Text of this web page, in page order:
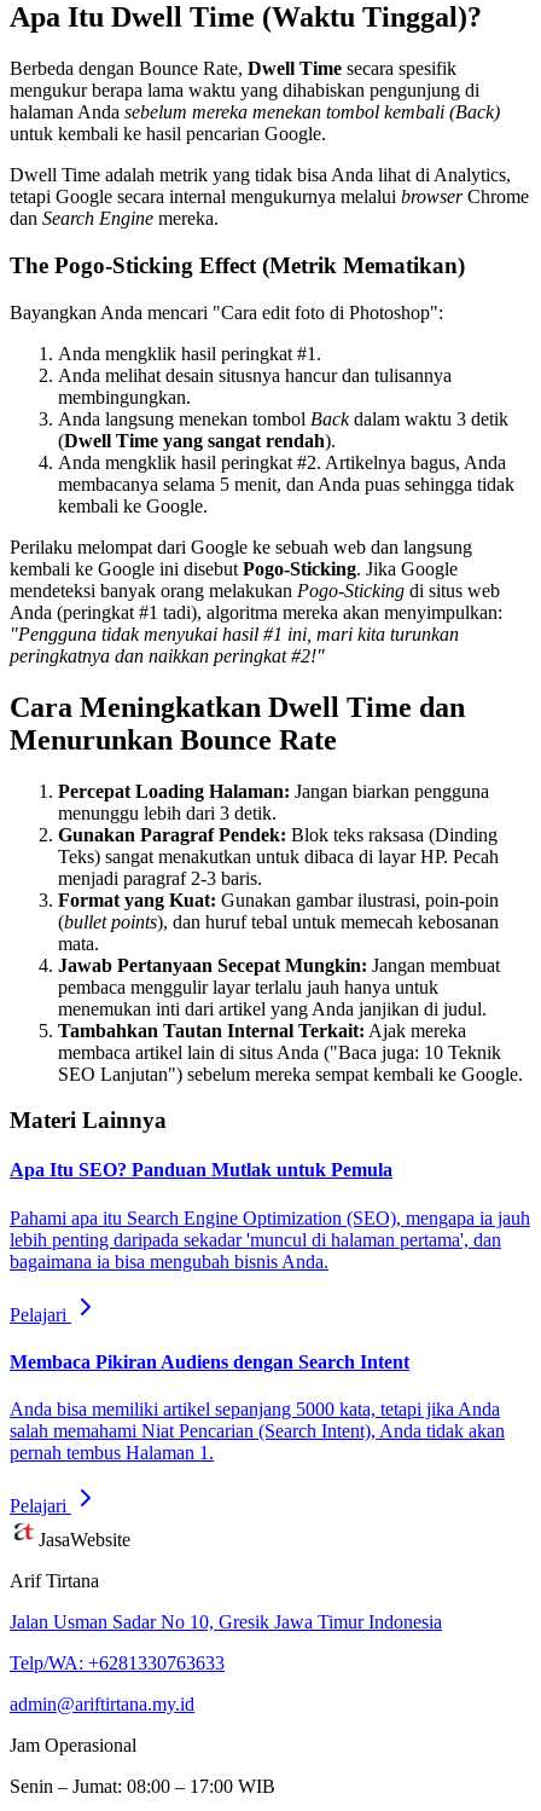
Apa Itu Dwell Time (Waktu Tinggal)?
Berbeda dengan Bounce Rate, Dwell Time secara spesifik
mengukur berapa lama waktu yang dihabiskan pengunjung di
halaman Anda sebelum mereka menekan tombol kembali (Back)
untuk kembali ke hasil pencarian Google.
Dwell Time adalah metrik yang tidak bisa Anda lihat di Analytics,
tetapi Google secara internal mengukurnya melalui browserChrome
dan Search Engine mereka.
The Pogo-Sticking Effect (Metrik Mematikan)
Bayangkan Anda mencari "Cara edit foto di Photoshop":
Anda mengklik hasil peringkat #1.
Anda melihat desain situsnya hancur dan tulisannya
membingungkan.
Anda langsung menekan tombol Backdalam waktu 3 detik
(Dwell Time yang sangat rendah).
Anda mengklik hasil peringkat #2. Artikelnya bagus, Anda
membacanya selama 5 menit, dan Anda puas sehingga tidak
kembali ke Google.
Perilaku melompat dari Google ke sebuah web dan langsung
kembali ke Google ini disebut Pogo-Sticking. Jika Google
mendeteksi banyak orang melakukan Pogo-Sticking di situs web
Anda (peringkat #1 tadi), algoritma mereka akan menyimpulkan:
"Pengguna tidak menyukai hasil #1 ini, mari kita turunkan
peringkatnya dan naikkan peringkat #2!"
Cara Meningkatkan Dwell Time dan
Menurunkan Bounce Rate
Percepat Loading Halaman: Jangan biarkan pengguna
menunggu lebih dari 3 detik.
Gunakan Paragraf Pendek: Blok teks raksasa (Dinding
Teks) sangat menakutkan untuk dibaca di layar HP. Pecah
menjadi paragraf 2-3 baris.
Format yang Kuat: Gunakan gambar ilustrasi, poin-poin
(bullet points), dan huruf tebal untuk memecah kebosanan
mata.
Jawab Pertanyaan Secepat Mungkin: Jangan membuat
pembaca menggulir layar terlalu jauh hanya untuk
menemukan inti dari artikel yang Anda janjikan di judul.
Tambahkan Tautan Internal Terkait: Ajak mereka
membaca artikel lain di situs Anda ("Baca juga: 10 Teknik
SEO Lanjutan") sebelum mereka sempat kembali ke Google.
Materi Lainnya
Apa Itu SEO? Panduan Mutlak untuk Pemula
Pahami apa itu Search Engine Optimization (SEO), mengapa ia jauh
lebih penting daripada sekadar 'muncul di halaman pertama', dan
bagaimana ia bisa mengubah bisnis Anda.
Pelajari
Membaca Pikiran Audiens dengan Search Intent
Anda bisa memiliki artikel sepanjang 5000 kata, tetapi jika Anda
salah memahami Niat Pencarian (Search Intent), Anda tidak akan
pernah tembus Halaman 1.
Pelajari
JasaWebsite
Arif Tirtana
Jalan Usman Sadar No 10, Gresik Jawa Timur Indonesia
Telp/WA: +6281330763633
admin@ariftirtana.my.id
Jam Operasional
Senin – Jumat: 08:00 – 17:00 WIB